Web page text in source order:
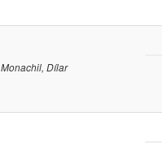
Monachil Dílar